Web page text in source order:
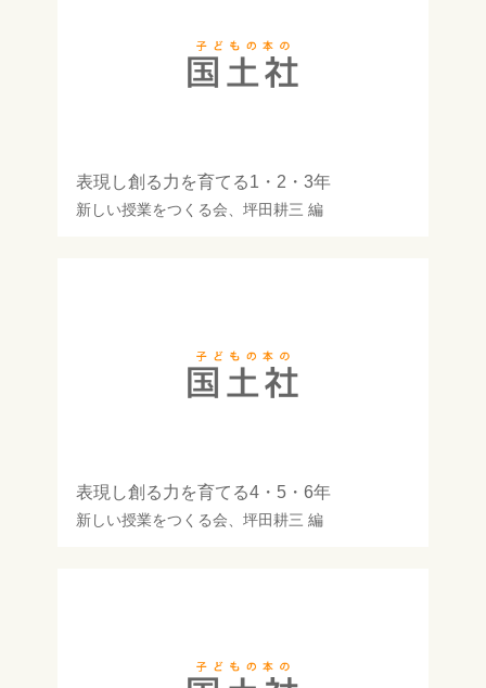
表現し創る力を育てる1・2・3年
新しい授業をつくる会 坪田耕三 編
表現し創る力を育てる4・5・6年
新しい授業をつくる会 坪田耕三 編